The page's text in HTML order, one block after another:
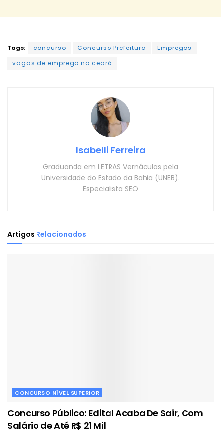
Tags: concurso Concurso Prefeitura
Empregos
vagas de emprego no ceará
Isabelli Ferreira
Graduanda em LETRAS Vernáculas pela
Universidade do Estado da Bahia (UNEB).
Especialista SEO
Artigos Relacionados
CONCURSO NÍVEL SUPERIOR
Concurso Público: Edital Acaba De Sair, Com
Salário de Até R$ 21 Mil